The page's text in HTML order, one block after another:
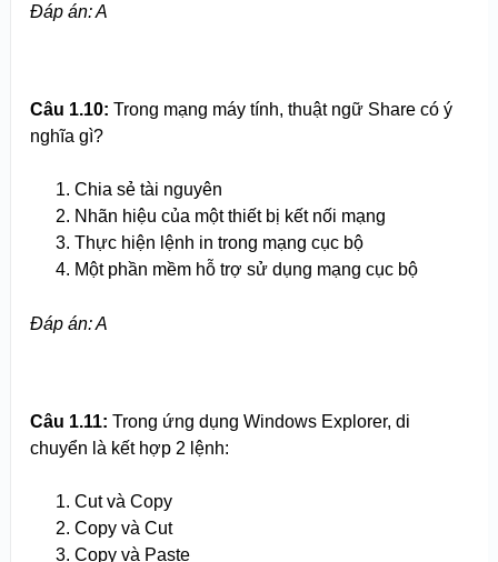
Đáp án: A
Câu 1.10: Trong mạng máy tính, thuật ngữ Share có ý
nghĩa gì?
Chia sẻ tài nguyên
Nhãn hiệu của một thiết bị kết nối mạng
Thực hiện lệnh in trong mạng cục bộ
Một phần mềm hỗ trợ sử dụng mạng cục bộ
Đáp án: A
Câu 1.11: Trong ứng dụng Windows Explorer, di
chuyển là kết hợp 2 lệnh:
Cut và Copy
Copy và Cut
Copy và Paste